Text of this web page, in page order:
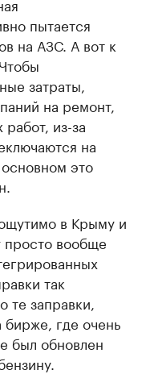
пытается
на АЗС. А вот к
затраты,
на ремонт,
из-за
на
это
в Крыму и
вообще
так
заправки,
бирже, где очень
был обновлен